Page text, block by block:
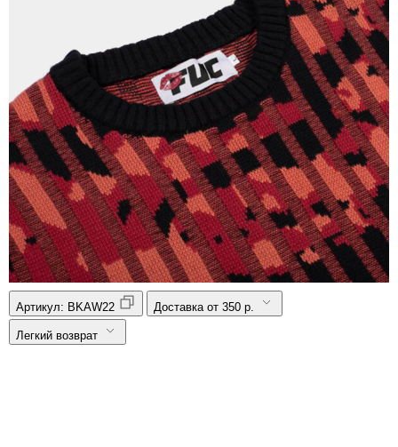
Артикул: BKAW22 Доставка от 350 р.
Легкий возврат